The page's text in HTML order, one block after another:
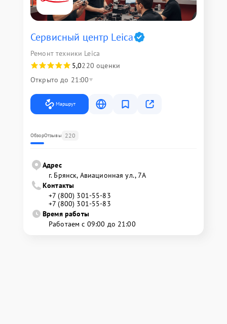
Сервисный центр Leica
Ремонт техники Leica
5,0220 оценки
Открыто до 21:00
Маршрут
ОбзорОтзывы 220
Адрес
г. Брянск, Авиационная ул., 7А
Контакты
+7 (800) 301-55-83
+7 (800) 301-55-83
Время работы
Работаем с 09:00 до 21:00